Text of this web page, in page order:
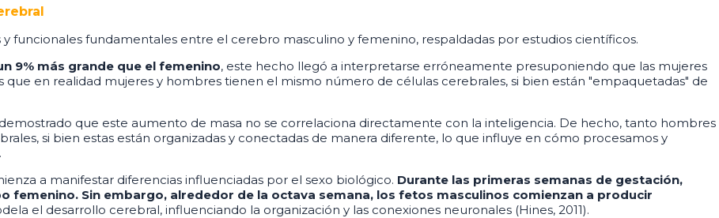
funcionales fundamentales entre el cerebro masculino y femenino, respaldadas por estudios científicos.
9% más grande que el femenino, este hecho llegó a interpretarse erróneamente presuponiendo que las mujeres
en realidad mujeres y hombres tienen el mismo número de células cerebrales, si bien están "empaquetadas" de
que este aumento de masa no se correlaciona directamente con la inteligencia. De hecho, tanto hombres
si bien estas están organizadas y conectadas de manera diferente, lo que influye en cómo procesamos y
a manifestar diferencias influenciadas por el sexo biológico. Durante las primeras semanas de gestación,
Sin embargo, alrededor de la octava semana, los fetos masculinos comienzan a producir
el desarrollo cerebral, influenciando la organización y las conexiones neuronales (Hines, 2011).